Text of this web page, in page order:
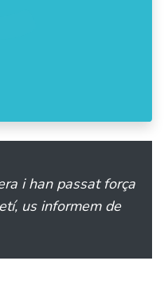
i han passat força
us informem de